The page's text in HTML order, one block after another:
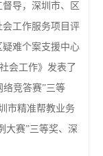
导，深圳市、区
会工作服务项目评
疑难个案支援中心
会工作》发表了
络竞答赛”三等
市精准帮教业务
大赛”三等奖、深